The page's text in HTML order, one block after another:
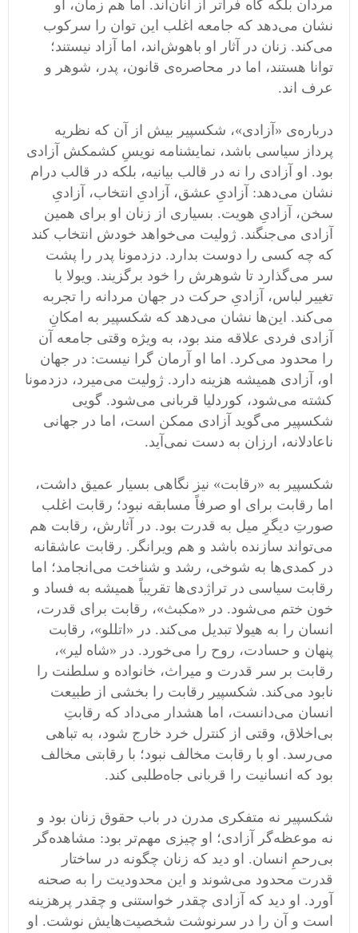
مردان بلکه گاه فراتر از آنان‌اند. اما هم ‌زمان، او
نشان می‌دهد که جامعه اغلب این توان را سرکوب
می‌کند. زنان در آثار او باهوش‌اند، اما آزاد نیستند؛
توانا هستند، اما در محاصره‌ی قانون، پدر، شوهر و
عرف اند.
درباره‌ی «آزادی»، شکسپیر بیش از آن‌ که نظریه‌
پرداز سیاسی باشد، نمایشنامه ‌نویسِ کشمکش آزادی
بود. او آزادی را نه در قالب بیانیه، بلکه در قالب درام
نشان می‌دهد: آزادیِ عشق، آزادیِ انتخاب، آزادیِ
سخن، آزادیِ هویت. بسیاری از زنان او برای همین
آزادی می‌جنگند. ژولیت می‌خواهد خودش انتخاب کند
که چه کسی را دوست بدارد. دزدمونا پدر را پشت
سر می‌گذارد تا شوهرش را خود برگزیند. ویولا با
تغییر لباس، آزادیِ حرکت در جهان مردانه را تجربه
می‌کند. این‌ها نشان می‌دهد که شکسپیر به امکانِ
آزادی فردی علاقه ‌مند بود، به‌ ویژه وقتی جامعه آن
را محدود می‌کرد. اما او آرمان ‌گرا نیست: در جهان
او، آزادی همیشه هزینه دارد. ژولیت می‌میرد، دزدمونا
کشته می‌شود، کوردلیا قربانی می‌شود. گویی
شکسپیر می‌گوید آزادی ممکن است، اما در جهانی
ناعادلانه، ارزان به دست نمی‌آید.
شکسپیر به «رقابت» نیز نگاهی بسیار عمیق داشت،
اما رقابت برای او صرفاً مسابقه نبود؛ رقابت اغلب
صورتِ دیگرِ میل به قدرت بود. در آثارش، رقابت هم
می‌تواند سازنده باشد و هم ویرانگر. رقابت عاشقانه
در کمدی‌ها به شوخی، رشد و شناخت می‌انجامد؛ اما
رقابت سیاسی در تراژدی‌ها تقریباً همیشه به فساد و
خون ختم می‌شود. در «مکبث»، رقابت برای قدرت،
انسان را به هیولا تبدیل می‌کند. در «اتللو»، رقابت
پنهان و حسادت، روح را می‌خورد. در «شاه لیر»،
رقابت بر سر قدرت و میراث، خانواده و سلطنت را
نابود می‌کند. شکسپیر رقابت را بخشی از طبیعت
انسان می‌دانست، اما هشدار می‌داد که رقابتِ
بی‌اخلاق، وقتی از کنترل خرد خارج شود، به تباهی
می‌رسد. او با رقابت مخالف نبود؛ با رقابتی مخالف
بود که انسانیت را قربانی جاه‌طلبی کند.
شکسپیر نه متفکری مدرن در باب حقوق زنان بود و
نه موعظه‌گر آزادی؛ او چیزی مهم‌تر بود: مشاهده‌گر
بی‌رحمِ انسان. او دید که زنان چگونه در ساختار
قدرت محدود می‌شوند و این محدودیت را به صحنه
آورد. او دید که آزادی چقدر خواستنی و چقدر پرهزینه
است و آن را در سرنوشت شخصیت‌هایش نوشت. او